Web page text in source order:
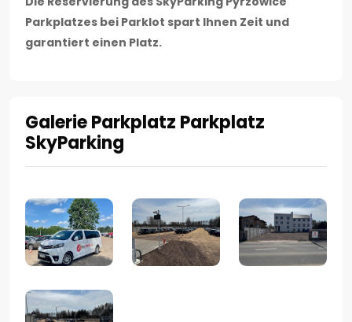
Parkplatzes bei Parklot spart Ihnen Zeit und
garantiert einen Platz.
Galerie Parkplatz Parkplatz
SkyParking